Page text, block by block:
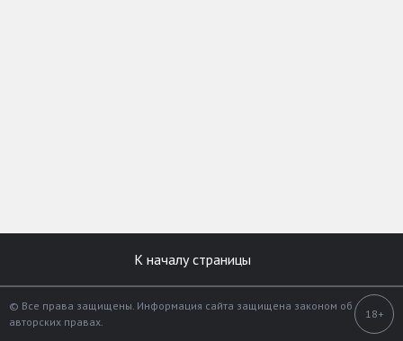
К началу страницы
© Все права защищены. Информация сайта защищена законом об
авторских правах.
18+